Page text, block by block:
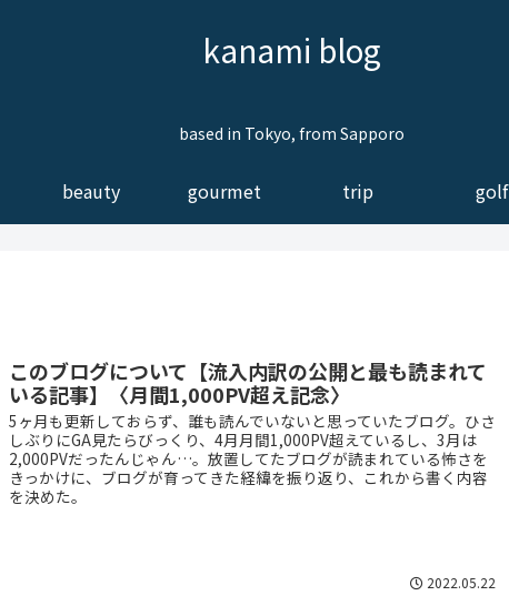
kanami blog
based in Tokyo, from Sapporo
beauty gourmet trip golf
このブログについて【流入内訳の公開と最も読まれて
いる記事】〈月間1,000PV超え記念〉
5ヶ月も更新しておらず、誰も読んでいないと思っていたブログ。ひさ
しぶりにGA見たらびっくり、4月月間1,000PV超えているし、3月は
2,000PVだったんじゃん…。放置してたブログが読まれている怖さを
きっかけに、ブログが育ってきた経緯を振り返り、これから書く内容
を決めた。
2022.05.22